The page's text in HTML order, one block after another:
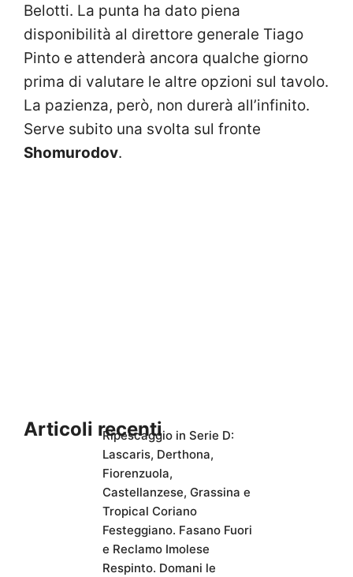
Belotti. La punta ha dato piena
disponibilità al direttore generale Tiago
Pinto e attenderà ancora qualche giorno
prima di valutare le altre opzioni sul tavolo.
La pazienza, però, non durerà all’infinito.
Serve subito una svolta sul fronte
Shomurodov.
Articoli recentiRipescaggio in Serie D:
Lascaris, Derthona,
Fiorenzuola,
Castellanzese, Grassina e
Tropical Coriano
Festeggiano. Fasano Fuori
e Reclamo Imolese
Respinto. Domani le